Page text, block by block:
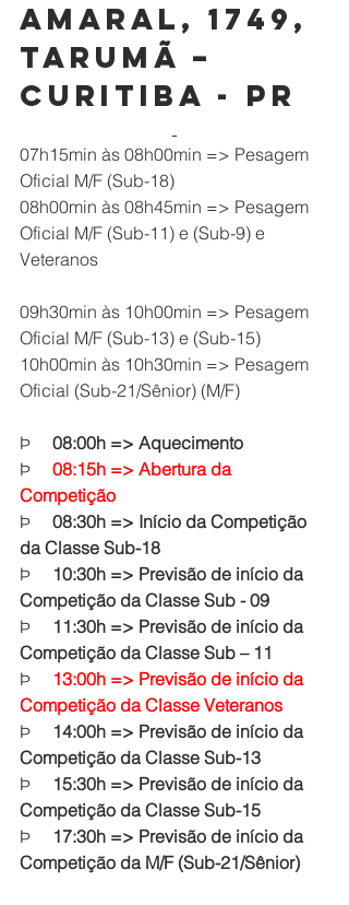
Amaral, 1749,
Tarumã –
Curitiba - PR
07h15min às 08h00min => Pesagem
Oficial M/F (Sub-18)
08h00min às 08h45min => Pesagem
Oficial M/F (Sub-11) e (Sub-9) e
Veteranos
09h30min às 10h00min => Pesagem
Oficial M/F (Sub-13) e (Sub-15)
10h00min às 10h30min => Pesagem
Oficial (Sub-21/Sênior) (M/F)
Þ 08:00h => Aquecimento
Þ 08:15h => Abertura da
Competição
Þ 08:30h => Início da Competição
da Classe Sub-18
Þ 10:30h => Previsão de início da
Competição da Classe Sub - 09
Þ 11:30h => Previsão de início da
Competição da Classe Sub – 11
Þ 13:00h => Previsão de início da
Competição da Classe Veteranos
Þ 14:00h => Previsão de início da
Competição da Classe Sub-13
Þ 15:30h => Previsão de início da
Competição da Classe Sub-15
Þ 17:30h => Previsão de início da
Competição da M/F (Sub-21/Sênior)